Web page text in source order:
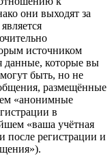
они выходят за
источником
данные, которые вы
быть, но не
размещённые
«анонимные
в
«ваша учётная
после регистрации и